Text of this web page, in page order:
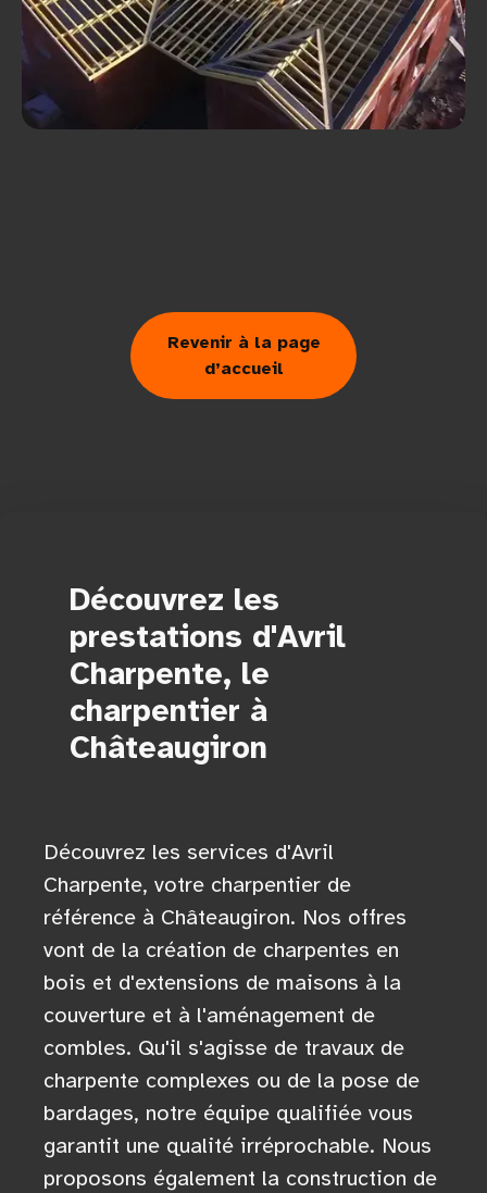
Revenir à la page
d’accueil
Découvrez les
prestations d'Avril
Charpente, le
charpentier à
Châteaugiron
Découvrez les services d'Avril
Charpente, votre charpentier de
référence à Châteaugiron. Nos offres
vont de la création de charpentes en
bois et d'extensions de maisons à la
couverture et à l'aménagement de
combles. Qu'il s'agisse de travaux de
charpente complexes ou de la pose de
bardages, notre équipe qualifiée vous
garantit une qualité irréprochable. Nous
proposons également la construction de